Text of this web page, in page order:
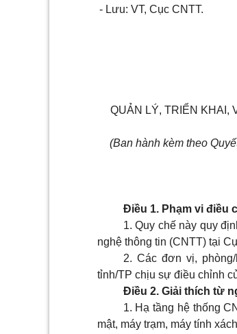
- Lưu: VT, Cục CNTT.
QUẢN LÝ, TRIỂN KHAI,
(Ban hành kèm theo
Điều 1. Phạm vi điều
1. Quy chế này quy
nghệ thông tin (CNTT) tại
2. Các đơn vị,
tỉnh/TP chịu sự điều chỉnh
Điều 2. Giải thích từ
1. Hạ tầng hệ thống
mật, máy trạm, máy tính